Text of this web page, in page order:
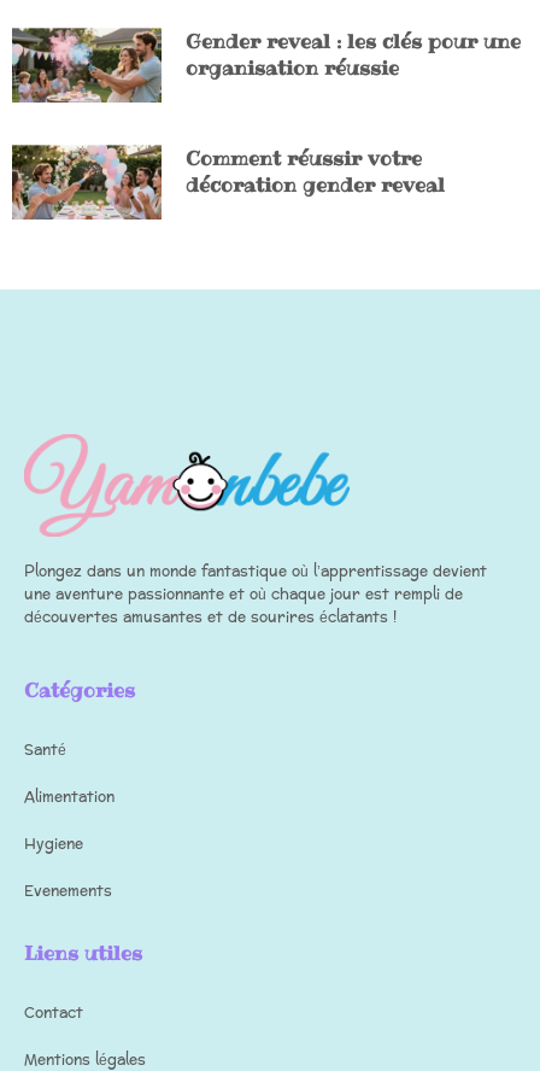
Gender reveal : les clés pour une
organisation réussie
Comment réussir votre
décoration gender reveal
Plongez dans un monde fantastique où l’apprentissage devient
une aventure passionnante et où chaque jour est rempli de
découvertes amusantes et de sourires éclatants !
Catégories
Santé
Alimentation
Hygiene
Evenements
Liens utiles
Contact
Mentions légales